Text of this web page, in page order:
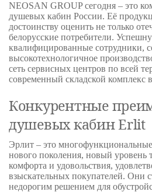
NEOSAN GROUP сегодня – это
душевых кабин России. Её
достоинству оценить не только
белорусские потребители.
квалифицированные сотрудники,
высокотехнологичное
сеть сервисных центров по всей
современный складской комплекс
Конкурентные
душевых кабин Erlit
Эрлит – это
нового поколения, новый уровень
комфорта и удовольствия,
взыскательных покупателей. Они
недорогим решением для